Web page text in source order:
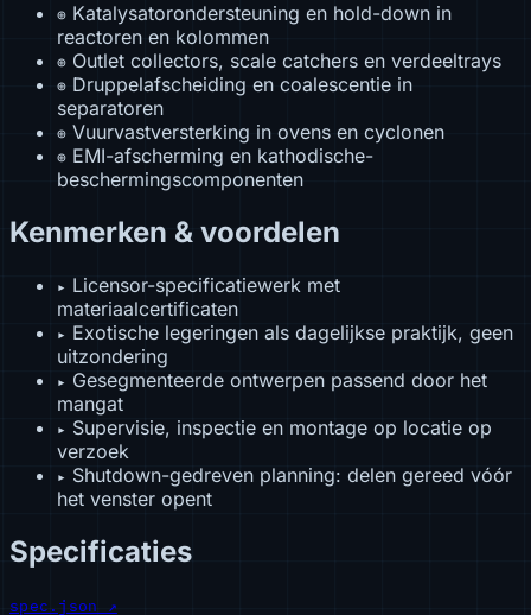
⊕ Katalysatorondersteuning en hold-down in
reactoren en kolommen
⊕ Outlet collectors, scale catchers en verdeeltrays
⊕ Druppelafscheiding en coalescentie in
separatoren
⊕ Vuurvastversterking in ovens en cyclonen
⊕ EMI-afscherming en kathodische-
beschermingscomponenten
Kenmerken & voordelen
▸ Licensor-specificatiewerk met
materiaalcertificaten
▸ Exotische legeringen als dagelijkse praktijk, geen
uitzondering
▸ Gesegmenteerde ontwerpen passend door het
mangat
▸ Supervisie, inspectie en montage op locatie op
verzoek
▸ Shutdown-gedreven planning: delen gereed vóór
het venster opent
Specificaties
spec.json ↗